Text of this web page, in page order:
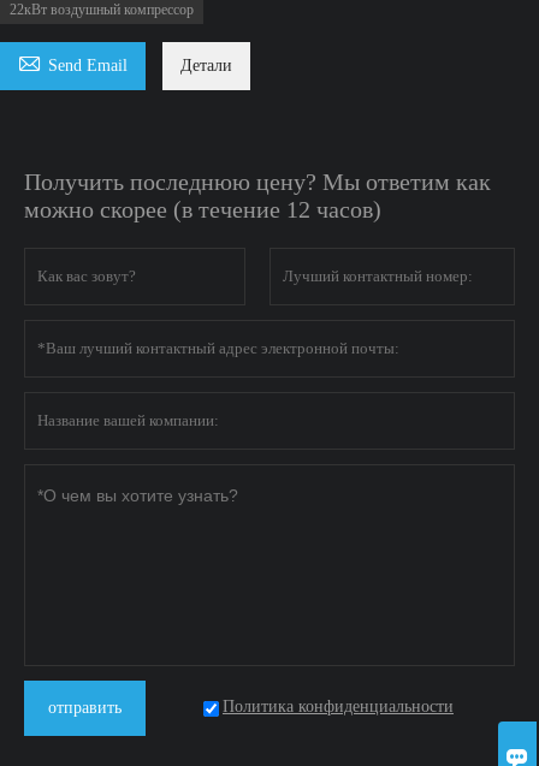
22кВт воздушный компрессор
 Send Email Детали
Получить последнюю цену? Мы ответим как
можно скорее (в течение 12 часов)
отправить Политика конфиденциальности
